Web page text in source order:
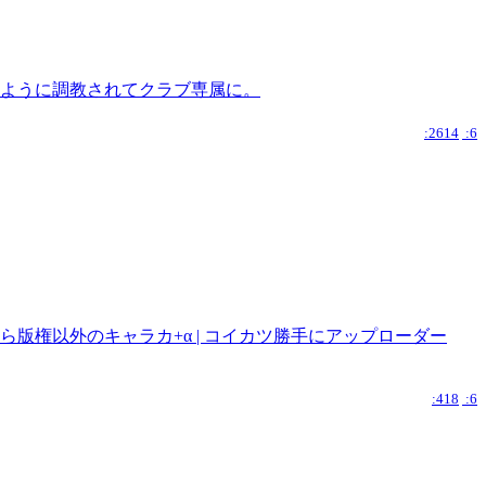
うに調教されてクラブ専属に。
:2614 :6
版権以外のキャラカ+α | コイカツ勝手にアップローダー
:418 :6